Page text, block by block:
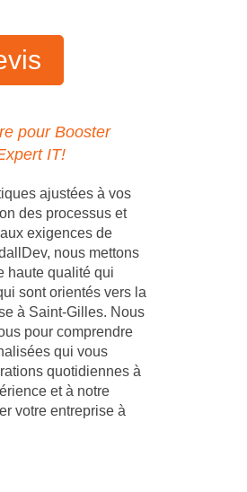
pour Booster
IT!
ajustées à vos
des processus et
exigences de
nous mettons
haute qualité qui
sont orientés vers la
à Saint-Gilles. Nous
pour comprendre
qui vous
quotidiennes à
et à notre
votre entreprise à